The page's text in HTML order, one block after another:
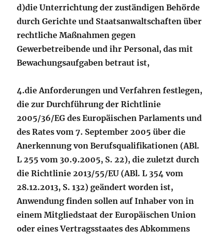
d)die Unterrichtung der zuständigen Behörde
durch Gerichte und Staatsanwaltschaften über
rechtliche Maßnahmen gegen
Gewerbetreibende und ihr Personal, das mit
Bewachungsaufgaben betraut ist,
4.die Anforderungen und Verfahren festlegen,
die zur Durchführung der Richtlinie
2005/36/EG des Europäischen Parlaments und
des Rates vom 7. September 2005 über die
Anerkennung von Berufsqualifikationen (ABl.
L 255 vom 30.9.2005, S. 22), die zuletzt durch
die Richtlinie 2013/55/EU (ABl. L 354 vom
28.12.2013, S. 132) geändert worden ist,
Anwendung finden sollen auf Inhaber von in
einem Mitgliedstaat der Europäischen Union
oder eines Vertragsstaates des Abkommens